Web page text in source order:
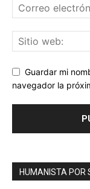
Guardar mi
navegador la
HUMANISTA POR